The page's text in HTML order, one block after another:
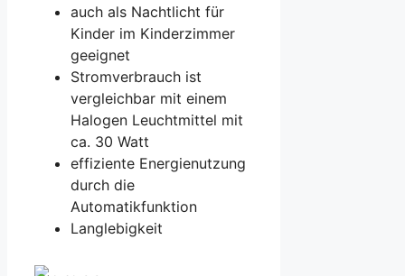
auch als Nachtlicht für
Kinder im Kinderzimmer
geeignet
Stromverbrauch ist
vergleichbar mit einem
Halogen Leuchtmittel mit
ca. 30 Watt
effiziente Energienutzung
durch die
Automatikfunktion
Langlebigkeit